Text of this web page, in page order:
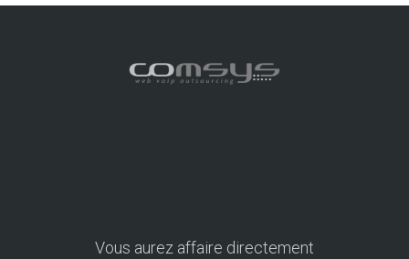
Vous aurez affaire directement